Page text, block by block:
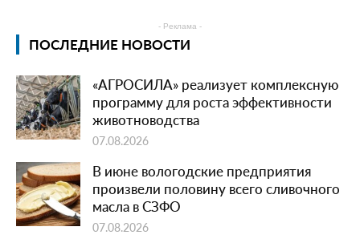
- Реклама -
ПОСЛЕДНИЕ НОВОСТИ
«АГРОСИЛА» реализует комплексную
программу для роста эффективности
животноводства
07.08.2026
В июне вологодские предприятия
произвели половину всего сливочного
масла в СЗФО
07.08.2026